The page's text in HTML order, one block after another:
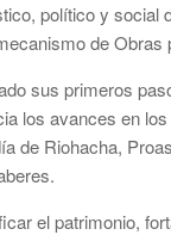
político y social
de Obras
sus primeros
los avances en
de Riohacha,
el patrimonio,